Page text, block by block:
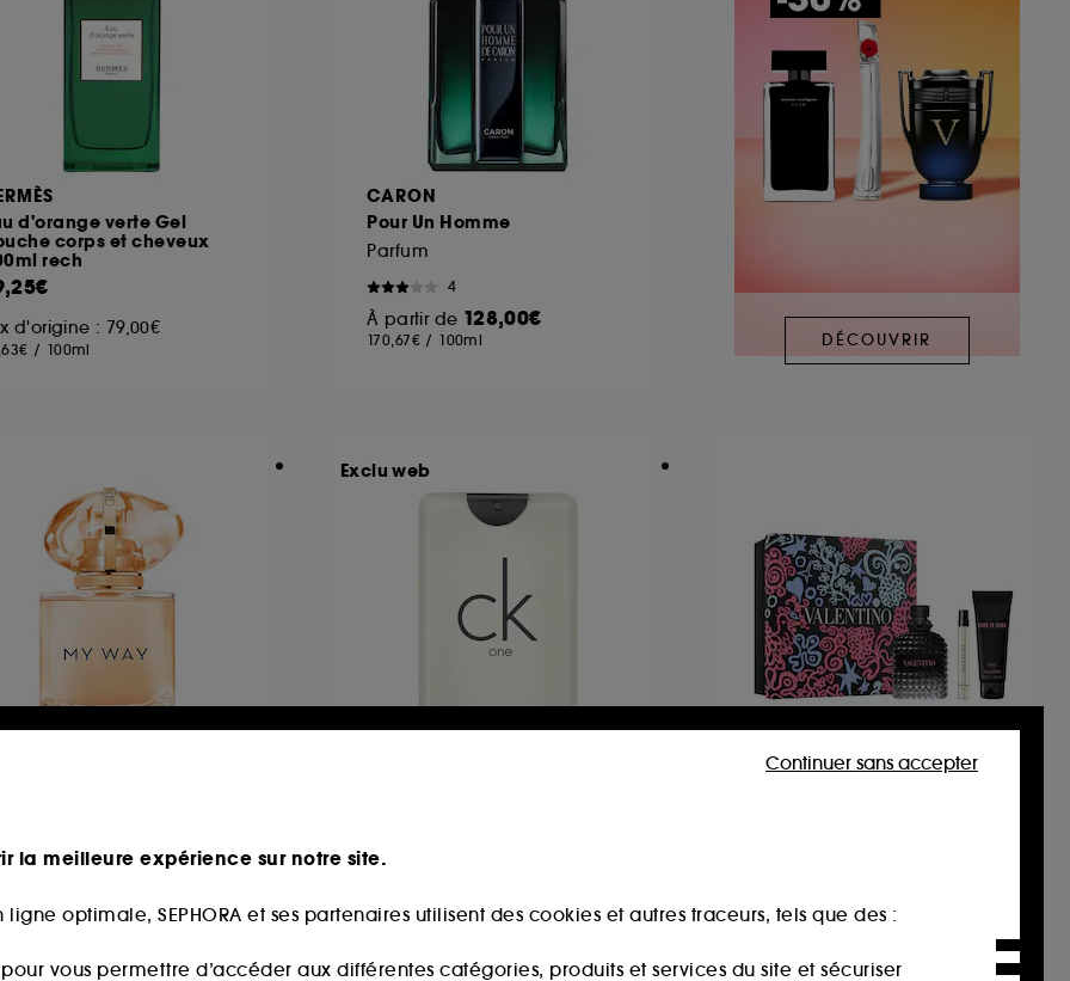
d'orange verte Gel
corps et cheveux
rech
d'origine : 79,00€
/ 100ml
CARON
Pour Un Homme
Parfum
4
À partir de 128,00€
170,67€ / 100ml DÉCOUVRIR
57
/100ml 99,50€ /100ml
Exclu web
VALENTINO
139,00€
la meilleure expérience sur notre site.
optimale, SEPHORA et ses partenaires utilisent des cookies et autres traceurs, tels que des :
pour vous permettre d’accéder aux différentes catégories, produits et services du site et sécuriser
Continuer sans accepter